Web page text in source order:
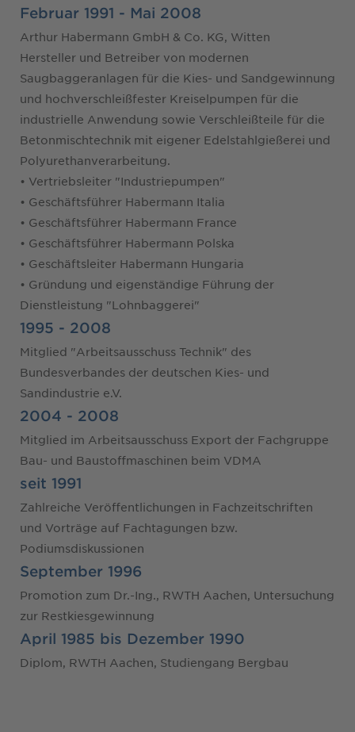
Februar 1991 - Mai 2008
Arthur Habermann GmbH & Co. KG, Witten
Hersteller und Betreiber von modernen
Saugbaggeranlagen für die Kies- und Sandgewinnung
und hochverschleißfester Kreiselpumpen für die
industrielle Anwendung sowie Verschleißteile für die
Betonmischtechnik mit eigener Edelstahlgießerei und
Polyurethanverarbeitung.
• Vertriebsleiter "Industriepumpen"
• Geschäftsführer Habermann Italia
• Geschäftsführer Habermann France
• Geschäftsführer Habermann Polska
• Geschäftsleiter Habermann Hungaria
• Gründung und eigenständige Führung der
Dienstleistung "Lohnbaggerei"
1995 - 2008
Mitglied "Arbeitsausschuss Technik" des
Bundesverbandes der deutschen Kies- und
Sandindustrie e.V.
2004 - 2008
Mitglied im Arbeitsausschuss Export der Fachgruppe
Bau- und Baustoffmaschinen beim VDMA
seit 1991
Zahlreiche Veröffentlichungen in Fachzeitschriften
und Vorträge auf Fachtagungen bzw.
Podiumsdiskussionen
September 1996
Promotion zum Dr.-Ing., RWTH Aachen, Untersuchung
zur Restkiesgewinnung
April 1985 bis Dezember 1990
Diplom, RWTH Aachen, Studiengang Bergbau